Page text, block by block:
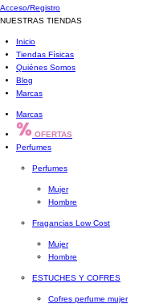
Acceso/Registro
NUESTRAS TIENDAS
Inicio
Tiendas Físicas
Quiénes Somos
Blog
Marcas
Marcas
OFERTAS
Perfumes
Perfumes
Mujer
Hombre
Fragancias Low Cost
Mujer
Hombre
ESTUCHES Y COFRES
Cofres perfume mujer